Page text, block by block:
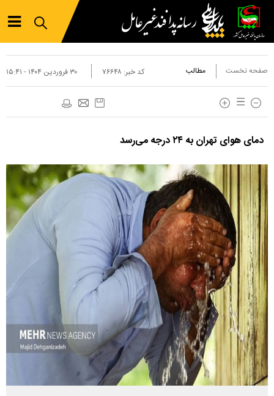
صفحه نخست مطالب ۳۰ فروردين ۱۴۰۴ - ۱۵:۴۱ کد خبر: ۷۶۶۴۸
دمای هوای تهران به ۲۴ درجه می‌رسد